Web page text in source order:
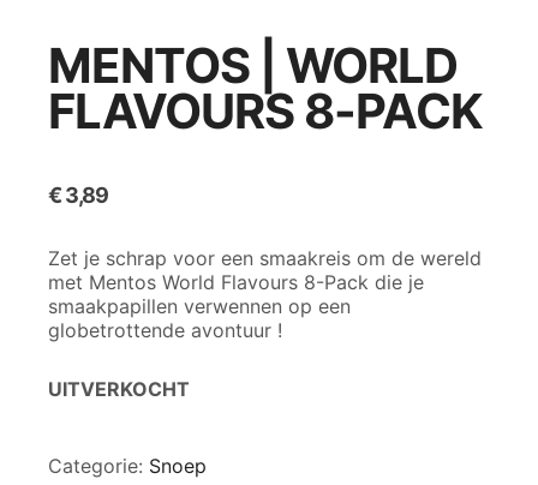
MENTOS | WORLD
FLAVOURS 8-PACK
€3,89
Zet je schrap voor een smaakreis om de wereld
met Mentos World Flavours 8-Pack die je
smaakpapillen verwennen op een
globetrottende avontuur !
UITVERKOCHT
Categorie: Snoep